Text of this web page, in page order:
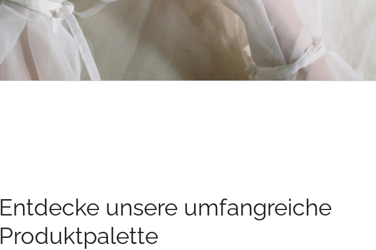
Entdecke unsere umfangreiche
Produktpalette